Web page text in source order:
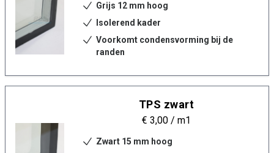
Grijs 12 mm hoog
Isolerend kader
Voorkomt condensvorming bij de
randen
TPS zwart
€ 3,00 / m1
Zwart 15 mm hoog